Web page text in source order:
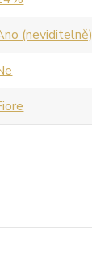
(neviditelně)